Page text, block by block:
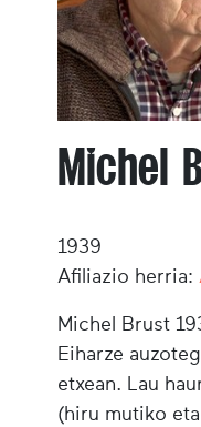
Michel
1939
Afiliazio herria:
Michel Brust
Eiharze
etxean. Lau
(hiru mutiko